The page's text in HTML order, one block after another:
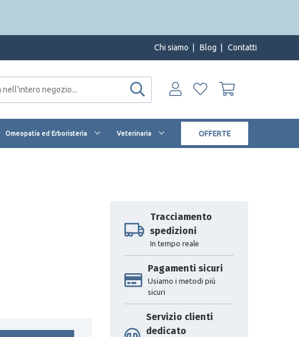
Chi siamo Blog Contatti
Omeopatia ed Erboristeria Veterinaria OFFERTE
Tracciamento
spedizioni
In tempo reale
Pagamenti sicuri
Usiamo i metodi più
sicuri
Servizio clienti
dedicato